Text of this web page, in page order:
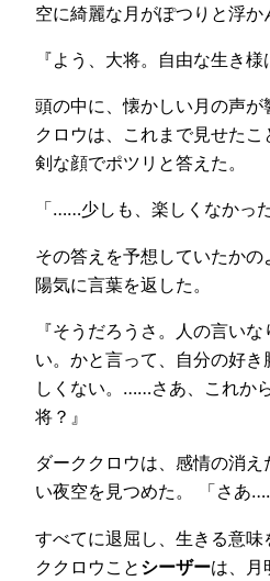
空に綺麗な月がぽつりと浮か
『よう、大将。自由な生き様
頭の中に、懐かしい月の声
クロウは、これまで見せた
剣な顔でポツリと答えた。
「……少しも、楽しくなかった
その答えを予想していたか
陽気に言葉を返した。
『そうだろうさ。人の言い
い。かと言って、自分の好
しくない。……さあ、これか
将？』
ダーククロウは、感情の消
い夜空を見つめた。 「さあ
すべてに退屈し、生きる意
ククロウこと シーザーは、月